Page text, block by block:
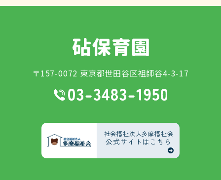
〒157-0072 東京都世田谷区祖師谷4-3-17
社会福祉法人多摩福祉会
公式サイトはこちら